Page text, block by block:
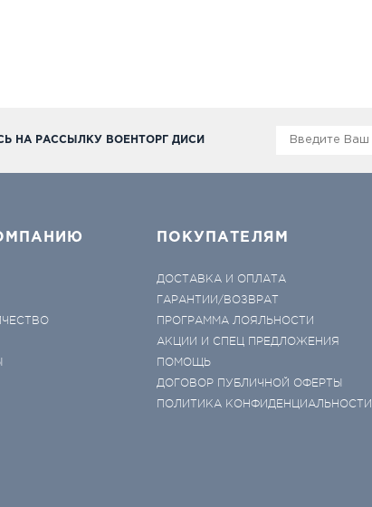
НА РАССЫЛКУ ВОЕНТОРГ ДИСИ
ПОКУПАТЕЛЯМ
ДОСТАВКА И ОПЛАТА
ГАРАНТИИ/ВОЗВРАТ
ПРОГРАММА ЛОЯЛЬНОСТИ
АКЦИИ И СПЕЦ ПРЕДЛОЖЕНИЯ
ПОМОЩЬ
ДОГОВОР ПУБЛИЧНОЙ ОФЕРТЫ
ПОЛИТИКА КОНФИДЕНЦИАЛЬНОСТИ